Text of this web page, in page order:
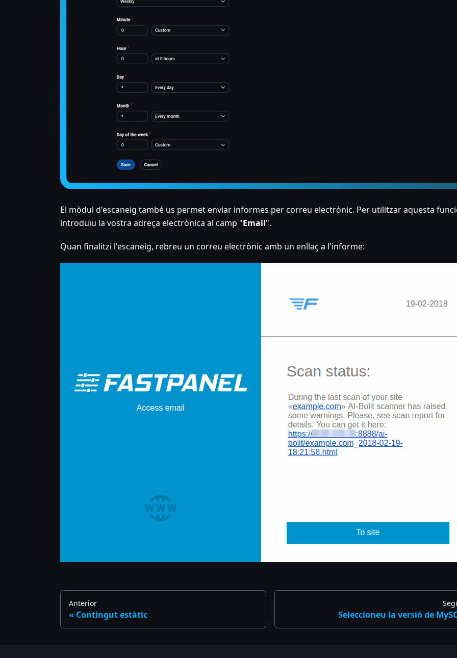
El mòdul d'escaneig també us permet enviar informes per correu electrònic. Per utilitzar aquesta
introduïu la vostra adreça electrònica al camp "Email".
Quan finalitzi l'escaneig, rebreu un correu electrònic amb un enllaç a l'informe:
Anterior
Contingut estàtic Seleccioneu la versió de